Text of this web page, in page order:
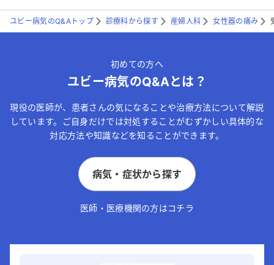
ユビー病気のQ&Aトップ 診療科から探す 産婦人科 女性器の痛み
初めての方へ
ユビー病気のQ&Aとは？
現役の医師が、患者さんの気になることや治療方法について解説
しています。ご自身だけでは対処することがむずかしい具体的な
対応方法や知識などを知ることができます。
病気・症状から探す
医師・医療機関の方はコチラ